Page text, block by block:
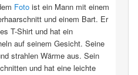
Fotoist ein Mann mit einem
und einem Bart. Er
T-Shirt und hat ein
auf seinem Gesicht. Seine
strahlen Wärme aus. Sein
und hat eine leichte